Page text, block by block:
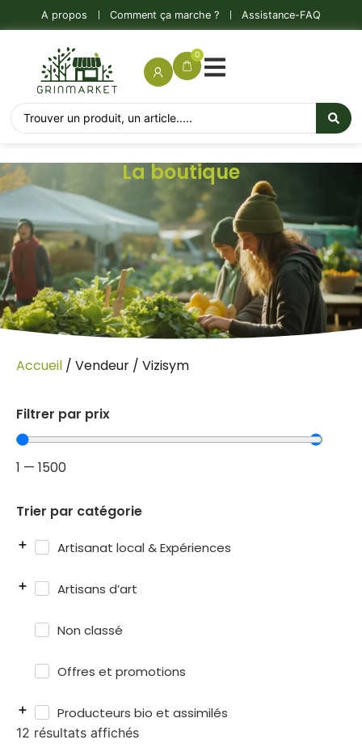
A propos Comment ça marche ? Assistance-FAQ
0
La boutique
Accueil / Vendeur / Vizisym
Filtrer par prix
1 — 1500
Trier par catégorie
Artisanat local & Expériences
Artisans d’art
Non classé
Offres et promotions
Producteurs bio et assimilés
12 résultats affichés